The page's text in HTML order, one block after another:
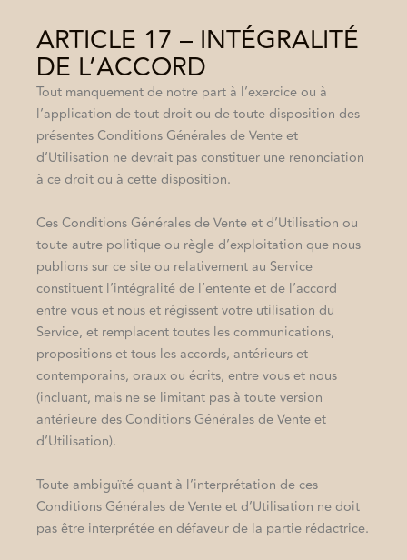
ARTICLE 17 – INTÉGRALITÉ
DE L’ACCORD
Tout manquement de notre part à l’exercice ou à
l’application de tout droit ou de toute disposition des
présentes Conditions Générales de Vente et
d’Utilisation ne devrait pas constituer une renonciation
à ce droit ou à cette disposition.
Ces Conditions Générales de Vente et d’Utilisation ou
toute autre politique ou règle d’exploitation que nous
publions sur ce site ou relativement au Service
constituent l’intégralité de l’entente et de l’accord
entre vous et nous et régissent votre utilisation du
Service, et remplacent toutes les communications,
propositions et tous les accords, antérieurs et
contemporains, oraux ou écrits, entre vous et nous
(incluant, mais ne se limitant pas à toute version
antérieure des Conditions Générales de Vente et
d’Utilisation).
Toute ambiguïté quant à l’interprétation de ces
Conditions Générales de Vente et d’Utilisation ne doit
pas être interprétée en défaveur de la partie rédactrice.